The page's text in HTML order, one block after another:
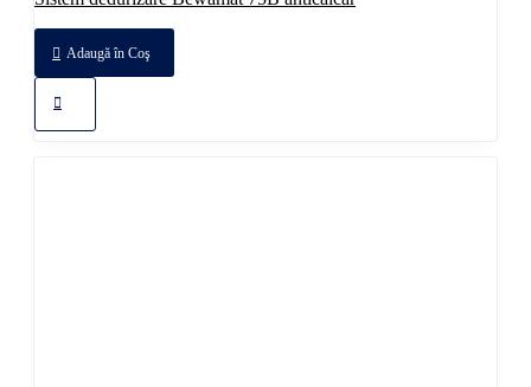
Adaugă în Coş